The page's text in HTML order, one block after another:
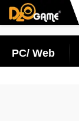
PC/ Web
Team Falcons lên